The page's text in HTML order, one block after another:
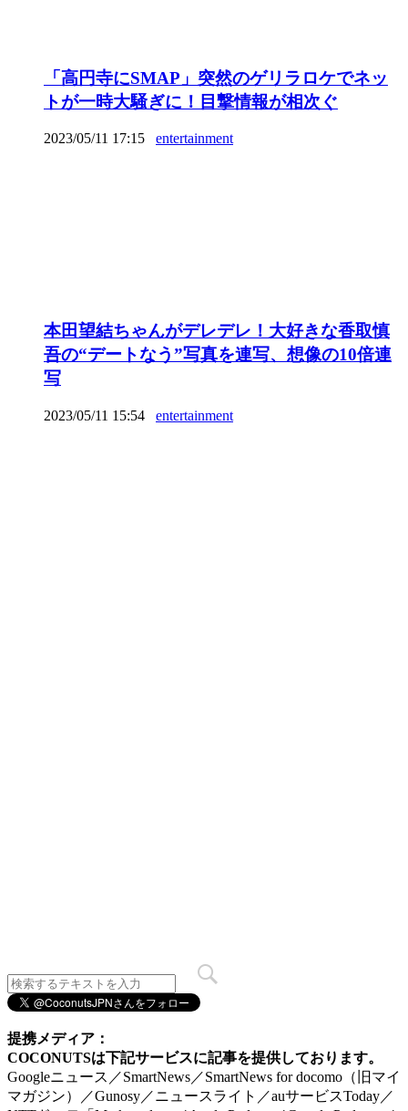
「高円寺にSMAP」突然のゲリラロケでネッ
トが一時大騒ぎに！目撃情報が相次ぐ
2023/05/11 17:15 entertainment
本田望結ちゃんがデレデレ！大好きな香取慎
吾の“デートなう”写真を連写、想像の10倍連
写
2023/05/11 15:54 entertainment
提携メディア：
COCONUTSは下記サービスに記事を提供しております。
Googleニュース／SmartNews／SmartNews for docomo（旧マイ
マガジン）／Gunosy／ニュースライト／auサービスToday／